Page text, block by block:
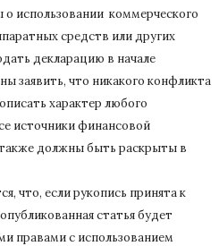
о использовании коммерческого
средств или других
декларацию в начале
заявить, что никакого конфликта
характер любого
источники финансовой
должны быть раскрыты в
что, если рукопись принята к
статья будет
правами с использованием